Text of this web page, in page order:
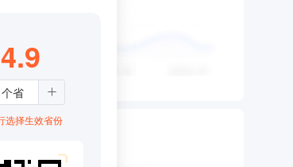
选择生效省份